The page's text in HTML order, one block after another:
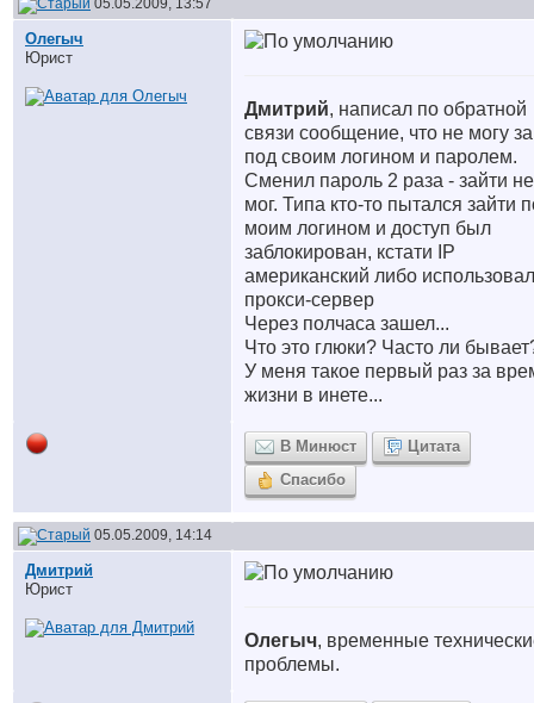
05.05.2009, 13:57
Олегыч
Юрист
Дмитрий, написал по обратной
связи сообщение, что не могу
под своим логином и паролем.
Сменил пароль 2 раза - зайти не
мог. Типа кто-то пытался зайти
моим логином и доступ был
заблокирован, кстати IP
американский либо
прокси-сервер
Через полчаса зашел...
Что это глюки? Часто ли
У меня такое первый раз за
жизни в инете...
В Минюст
Цитата
Спасибо
05.05.2009, 14:14
Дмитрий
Юрист
Олегыч, временные
проблемы.